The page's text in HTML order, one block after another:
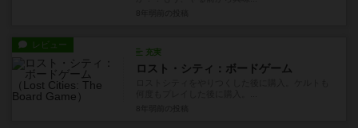
レビュー
充実
ロスト・シティ：ボードゲーム